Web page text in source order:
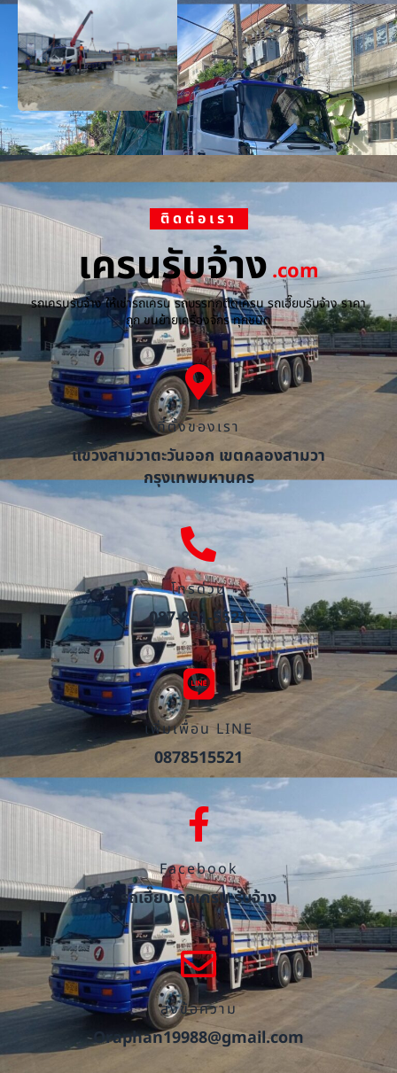
ติดต่อเรา
เครนรับจ้าง.com
รถเครนรับจ้าง ให้เช่ารถเครน รถบรรทุกติดเครน รถเฮี๊ยบรับจ้าง ราคา
ถูก ขนย้ายเครื่องจักร ทุกชนิด
ที่ตั้งของเรา
แขวงสามวาตะวันออก เขตคลองสามวา
กรุงเทพมหานคร
โทรด่วน
087-851-5521
เพิ่มเพื่อน LINE
0878515521
Facebook
รถเฮี๊ยบ รถเครน รับจ้าง
ส่งข้อความ
Oraphan19988@gmail.com